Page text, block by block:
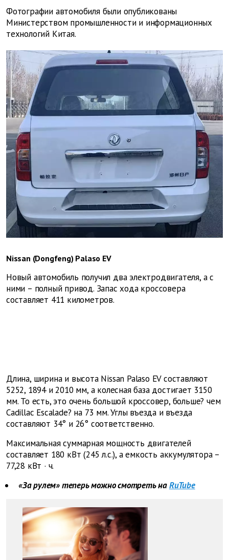
Фотографии автомобиля были опубликованы
Министерством промышленности и информационных
технологий Китая.
Nissan (Dongfeng) Palaso EV
Новый автомобиль получил два электродвигателя, а с
ними – полный привод. Запас хода кроссовера
составляет 411 километров.
Длина, ширина и высота Nissan Palaso EV составляют
5252, 1894 и 2010 мм, а колесная база достигает 3150
мм. То есть, это очень большой кроссовер, больше? чем
Cadillac Escalade? на 73 мм. Углы въезда и въезда
составляют 34° и 26° соответственно.
Максимальная суммарная мощность двигателей
составляет 180 кВт (245 л.с.), а емкость аккумулятора –
77,28 кВт · ч.
«За рулем» теперь можно смотреть наRuTube